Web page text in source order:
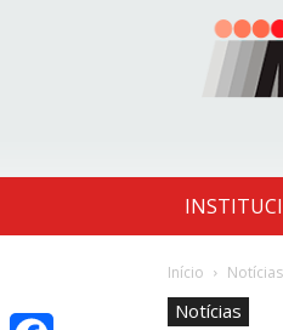
SE
Início Notícias
Notícias